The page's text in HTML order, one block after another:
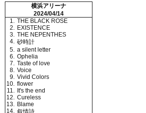
横浜アリーナ
2024/04/14
1. THE BLACK ROSE
2. EXISTENCE
3. THE NEPENTHES
4. 砂時計
5. a silent letter
6. Ophelia
7. Taste of love
8. Voice
9. Vivid Colors
10. flower
11. It's the end
12. Cureless
13. Blame
14. 叙情詩